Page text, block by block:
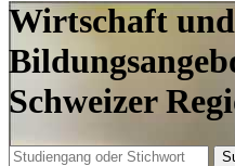
Wirtschaft
Schweizer